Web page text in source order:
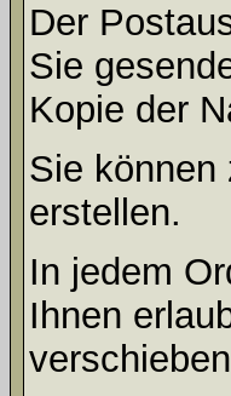
Der
Sie
Kopie der
Sie können
erstellen.
In jedem
Ihnen